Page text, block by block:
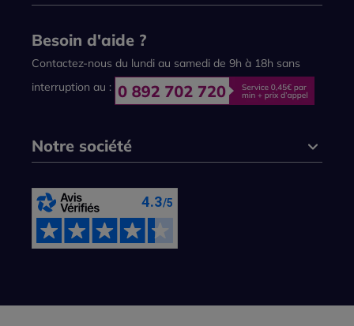
Besoin d'aide ?
Contactez-nous du lundi au samedi de 9h à 18h sans
interruption au :
Notre société